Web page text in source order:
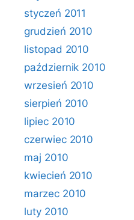
styczeń 2011
grudzień 2010
listopad 2010
październik 2010
wrzesień 2010
sierpień 2010
lipiec 2010
czerwiec 2010
maj 2010
kwiecień 2010
marzec 2010
luty 2010